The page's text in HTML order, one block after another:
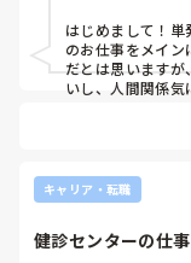
はじめまして！
のお仕事をメイ
だとは思います
いし、人間関係
にちに空きがあ
キャリア・転職
健診センターの仕